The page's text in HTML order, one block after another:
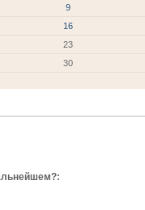
9
16
23
30